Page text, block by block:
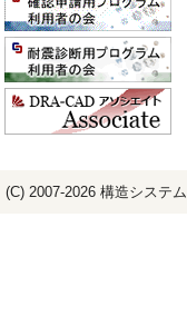
(C) 2007-2026 構造システム